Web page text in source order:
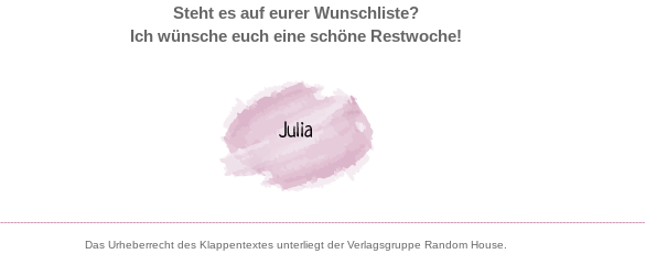
Steht es auf eurer Wunschliste?
Ich wünsche euch eine schöne Restwoche!
Das Urheberrecht des Klappentextes unterliegt der Verlagsgruppe Random House.